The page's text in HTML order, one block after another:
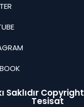
Saklıdır
Tesisat